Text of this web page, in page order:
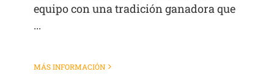
equipo con una tradición ganadora que
...
MÁS INFORMACIÓN